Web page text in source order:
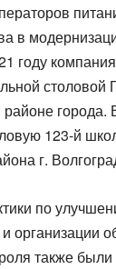
в
году
города.
123-й
г.
по
организации
также